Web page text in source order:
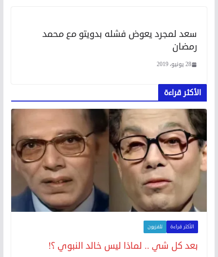
سعد لمجرد يعوض فشله بدويتو مع محمد
رمضان
28 يونيو، 2019
الأكثر قراءة
الأكثر قراءة تلفزيون
بعد كل شي .. لماذا ليس خالد النبوي ؟!